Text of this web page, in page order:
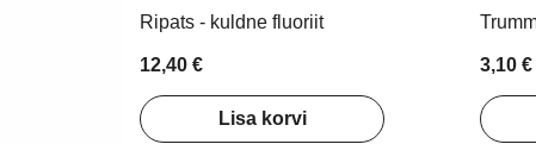
Ripats - kuldne fluoriit
12,40 €
Lisa korvi
3,10 €